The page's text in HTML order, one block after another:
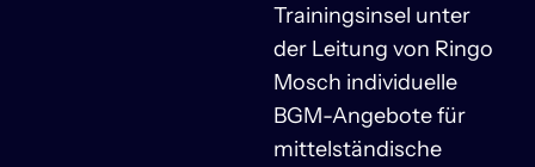
Trainingsinsel unter
der Leitung von Ringo
Mosch individuelle
BGM-Angebote für
mittelständische